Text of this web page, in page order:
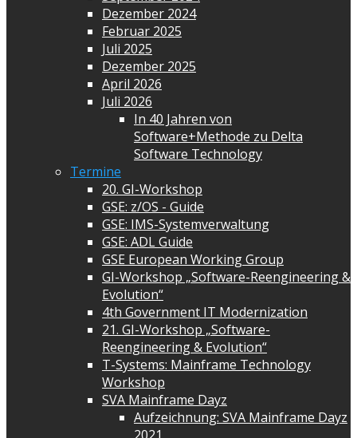
Dezember 2024
Februar 2025
Juli 2025
Dezember 2025
April 2026
Juli 2026
In 40 Jahren von
Software+Methode zu Delta
Software Technology
Termine
20. GI-Workshop
GSE: z/OS - Guide
GSE: IMS-Systemverwaltung
GSE: ADL Guide
GSE European Working Group
GI-Workshop „Software-Reengineering &
Evolution“
4th Government IT Modernization
21. GI-Workshop „Software-
Reengineering & Evolution“
T-Systems: Mainframe Technology
Workshop
SVA Mainframe Dayz
Aufzeichnung: SVA Mainframe Dayz